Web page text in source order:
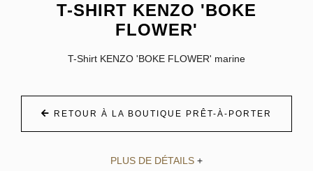
T-SHIRT KENZO 'BOKE
FLOWER'
T-Shirt KENZO 'BOKE FLOWER' marine
RETOUR À LA BOUTIQUE PRÊT-À-PORTER
PLUS DE DÉTAILS +